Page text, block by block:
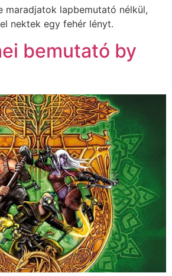
maradjatok lapbemutató nélkül,
nektek egy fehér lényt.
bemutató by